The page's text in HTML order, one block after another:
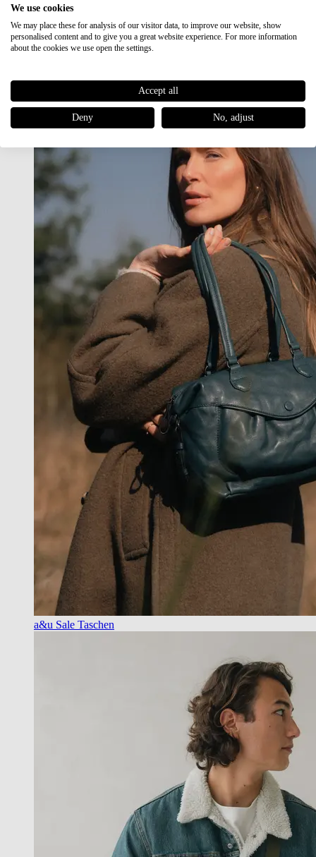
Japan RE lite
Sale
a&u Sale Taschen
We use cookies
We may place these for analysis of our visitor data, to improve our website, show
personalised content and to give you a great website experience. For more information
about the cookies we use open the settings.
Accept all
Deny No, adjust